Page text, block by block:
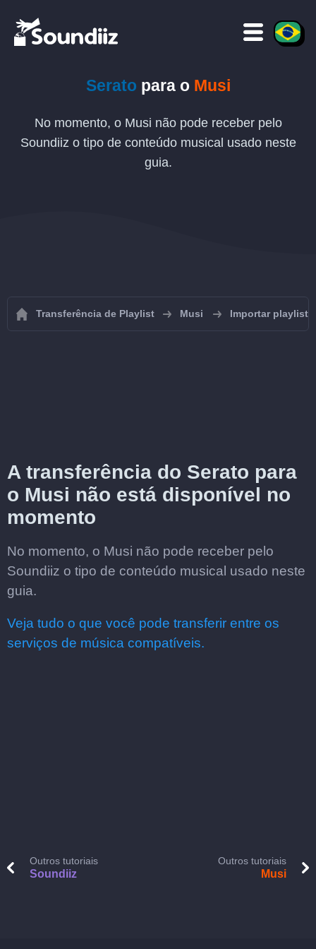
Serato para o Musi
No momento, o Musi não pode receber pelo
Soundiiz o tipo de conteúdo musical usado neste
guia.
Transferência de Playlist Musi Importar
A transferência do Serato para
o Musi não está disponível no
momento
No momento, o Musi não pode receber pelo
Soundiiz o tipo de conteúdo musical usado neste
guia.
Veja tudo o que você pode transferir entre os
serviços de música compatíveis.
Outros tutoriais
Soundiiz
Outros tutoriais
Musi